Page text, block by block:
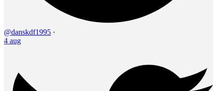
@danskdf1995 ·
4 aug